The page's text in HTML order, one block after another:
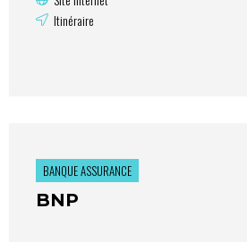
Itinéraire
BANQUE ASSURANCE
BNP